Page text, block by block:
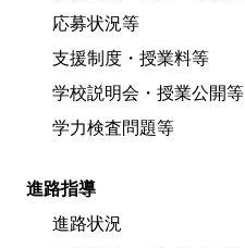
応募状況等
支援制度・授業料等
学校説明会・授業公開等
学力検査問題等
進路指導
進路状況